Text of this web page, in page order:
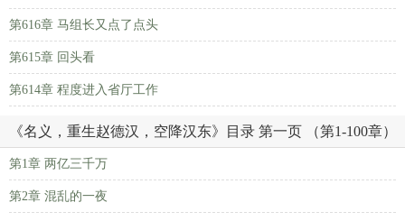
第616章 马组长又点了点头
第615章 回头看
第614章 程度进入省厅工作
《名义，重生赵德汉，空降汉东》目录 第一页 （第1-100章）
第1章 两亿三千万
第2章 混乱的一夜